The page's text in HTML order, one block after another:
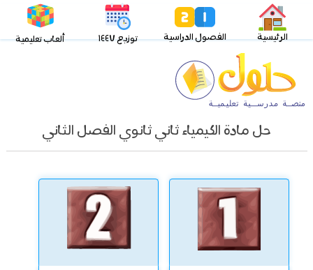
الرئيسية الفصول الدراسية توزيع ١٤٤٧ ألعاب تعليمية
حل مادة الكيمياء ثاني ثانوي الفصل الثاني